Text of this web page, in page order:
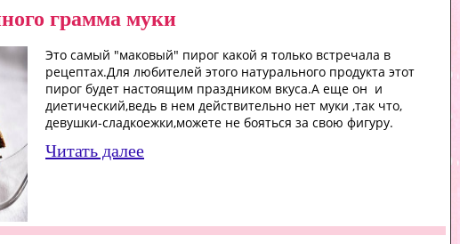
грамма муки
Это самый "маковый" пирог какой я только встречала в
рецептах.Для любителей этого натурального продукта этот
пирог будет настоящим праздником вкуса.А еще он и
диетический,ведь в нем действительно нет муки ,так что,
девушки-сладкоежки,можете не бояться за свою фигуру.
Читать далее